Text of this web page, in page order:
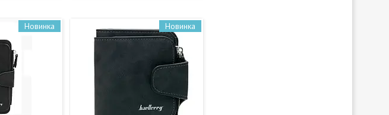
Новинка Новинка